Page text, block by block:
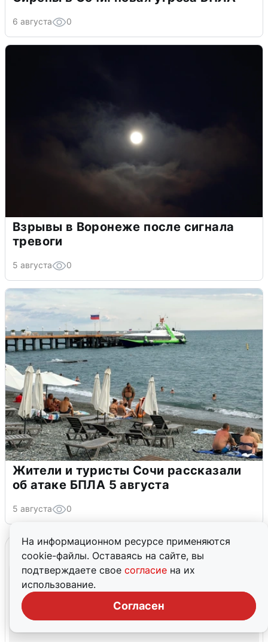
На информационном ресурсе применяются
cookie-файлы. Оставаясь на сайте, вы
подтверждаете свое согласие на их
использование.
Согласен
6 августа 0
Взрывы в Воронеже после сигнала
тревоги
5 августа 0
Жители и туристы Сочи рассказали
об атаке БПЛА 5 августа
5 августа 0